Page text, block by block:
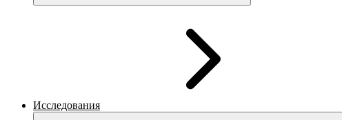
Исследования